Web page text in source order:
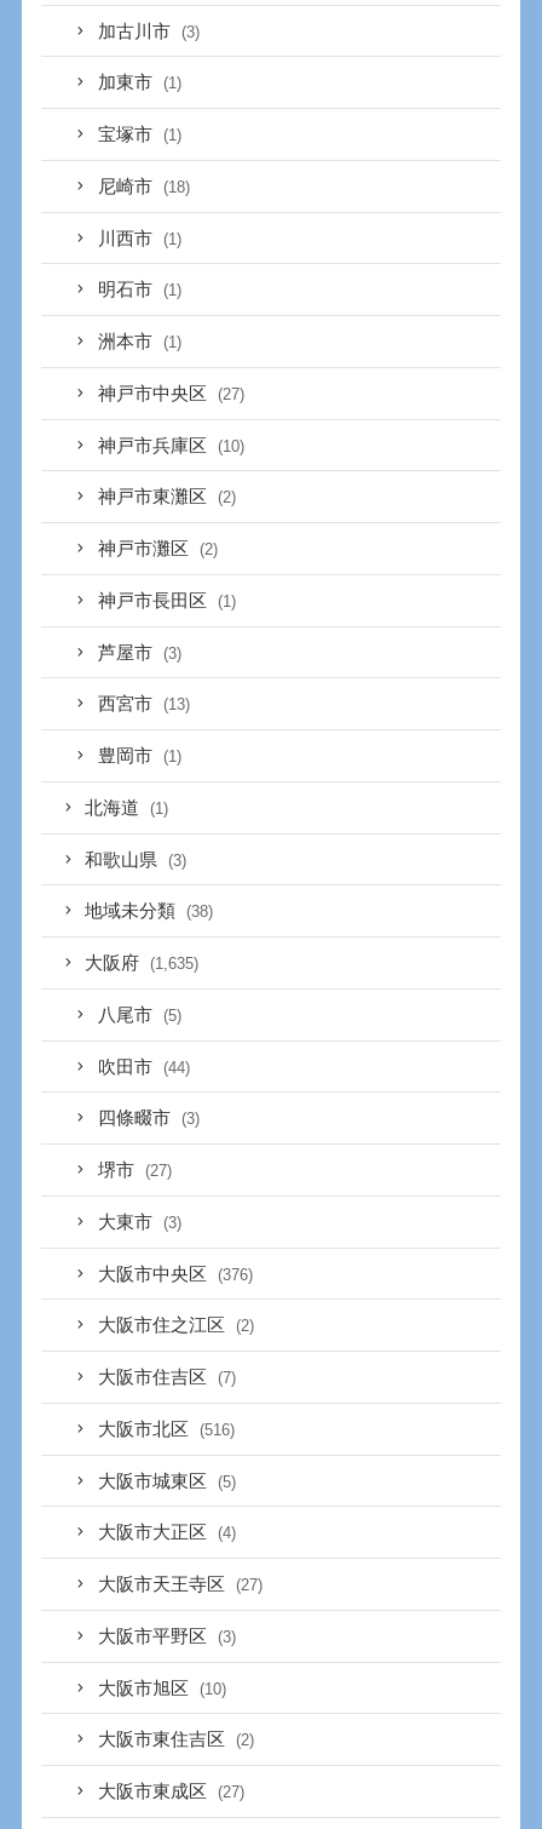
加古川市 (3)
加東市 (1)
宝塚市 (1)
尼崎市 (18)
川西市 (1)
明石市 (1)
洲本市 (1)
神戸市中央区 (27)
神戸市兵庫区 (10)
神戸市東灘区 (2)
神戸市灘区 (2)
神戸市長田区 (1)
芦屋市 (3)
西宮市 (13)
豊岡市 (1)
北海道 (1)
和歌山県 (3)
地域未分類 (38)
大阪府 (1,635)
八尾市 (5)
吹田市 (44)
四條畷市 (3)
堺市 (27)
大東市 (3)
大阪市中央区 (376)
大阪市住之江区 (2)
大阪市住吉区 (7)
大阪市北区 (516)
大阪市城東区 (5)
大阪市大正区 (4)
大阪市天王寺区 (27)
大阪市平野区 (3)
大阪市旭区 (10)
大阪市東住吉区 (2)
大阪市東成区 (27)